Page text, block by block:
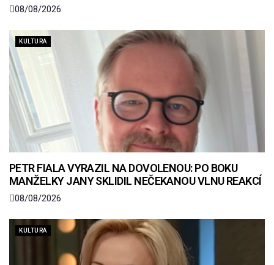
08/08/2026
KULTURA
PETR FIALA VYRAZIL NA DOVOLENOU: PO BOKU
MANŽELKY JANY SKLIDIL NEČEKANOU VLNU REAKCÍ
08/08/2026
KULTURA